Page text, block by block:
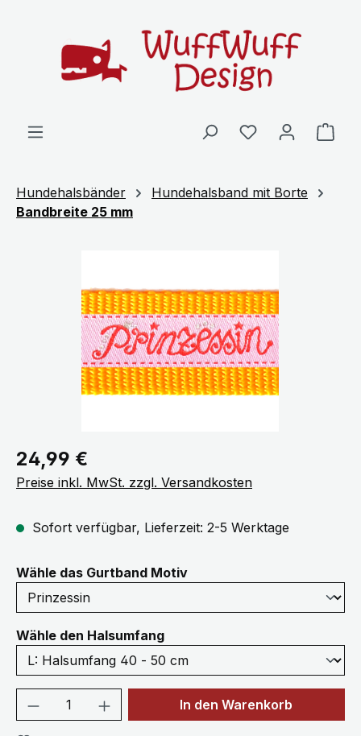
Hundehalsbänder
Hundehalsband mit Borte
Bandbreite 25 mm
Regulärer Preis:
24,99 €
Preise inkl. MwSt. zzgl. Versandkosten
Sofort verfügbar, Lieferzeit: 2-5 Werktage
Wähle das Gurtband Motivauswählen
Wähle den Halsumfangauswählen
Produkt Anzahl: Gib denIn den Warenkorb